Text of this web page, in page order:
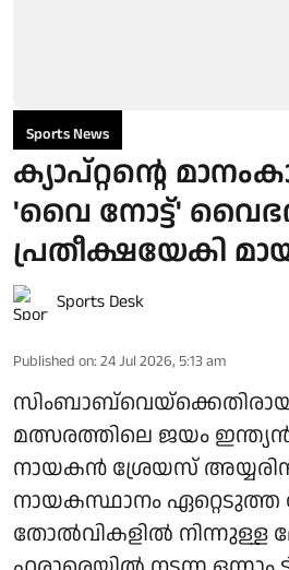
Sports News
ക്യാപ്റ്റന്റെ
'വൈ നോട്ട്'
പ്രതീക്ഷയേകി
Sports Desk
Published on: 24 Jul 2026, 5:13 am
സിംബാബ്‌വെയ്ക്കെതിരായ
മത്സരത്തിലെ ജയം ഇന്ത്യന്‍
നായകന്‍ ശ്രേയസ് അയ്യരിന്
നായകസ്ഥാനം
തോല്‍വികളില്‍ നിന്നുള്ള